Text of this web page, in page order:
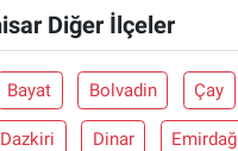
Diğer İlçeler
Bayat Bolvadin Çay
Dazkiri Dinar Emirdağ